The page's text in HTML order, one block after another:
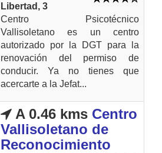
Libertad, 3
Centro Psicotécnico
Vallisoletano es un centro
autorizado por la DGT para la
renovación del permiso de
conducir. Ya no tienes que
acercarte a la Jefat...
A 0.46 kms Centro
Vallisoletano de
Reconocimiento